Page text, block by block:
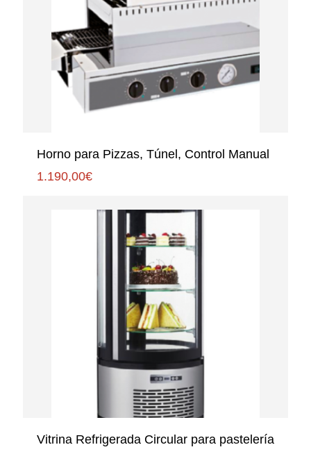
Horno para Pizzas, Túnel, Control Manual
1.190,00€
Vitrina Refrigerada Circular para pastelería